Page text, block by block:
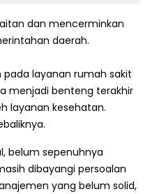
dan mencerminkan
daerah.
layanan rumah sakit
menjadi benteng terakhir
layanan kesehatan.
belum sepenuhnya
dibayangi persoalan
yang belum solid,